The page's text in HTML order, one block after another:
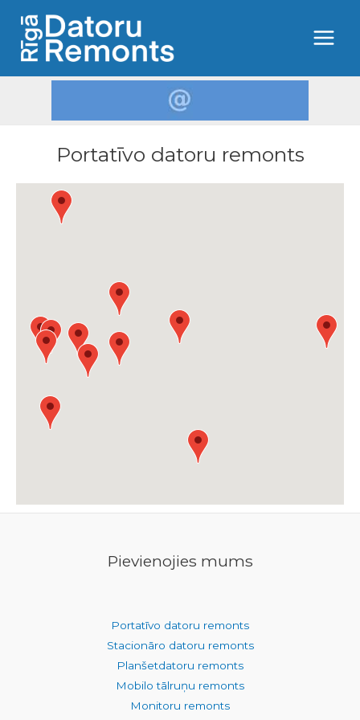
Portatīvo datoru remonts
Pievienojies mums
Portatīvo datoru remonts
Stacionāro datoru remonts
Planšetdatoru remonts
Mobilo tālruņu remonts
Monitoru remonts